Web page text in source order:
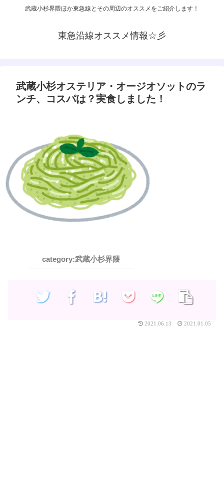
武蔵小杉界隈ほか東急線とその周辺のオススメをご紹介します！
東急沿線オススメ情報☆彡
武蔵小杉オステリア・オージオソットのラ
ンチ、コスパは？実食しました！
武蔵小杉界隈
2021.06.13 2021.01.05